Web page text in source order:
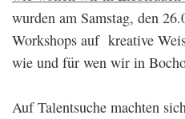
wurden am Samstag, den
Workshops auf kreative
wie und für wen wir in
Auf Talentsuche machten